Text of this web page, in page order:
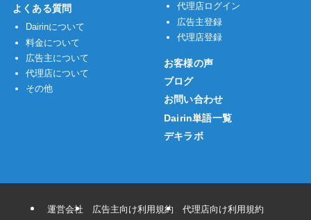
よくある質問
Dairinについて
料金について
広告主について
代理店について
その他
代理店ログイン
広告主登録
代理店登録
お客様の声
ブログ
お問い合わせ
Dairin単語一覧
デキラボ
運営会社 広告主向け利用規約 代理店向け利用規約